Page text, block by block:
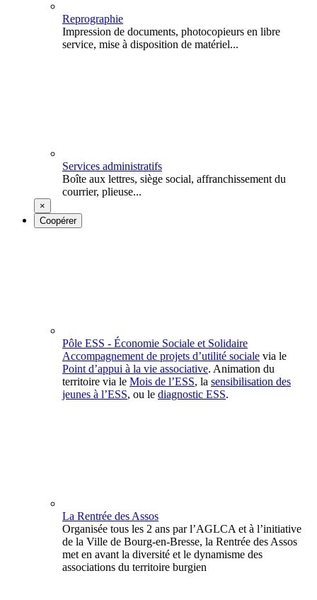
Reprographie
Impression de documents, photocopieurs en libre
service, mise à disposition de matériel...
Services administratifs
Boîte aux lettres, siège social, affranchissement du
courrier, plieuse...
×
Coopérer
Pôle ESS - Économie Sociale et Solidaire
Accompagnement de projets d’utilité sociale via le
Point d’appui à la vie associative. Animation du
territoire via le Mois de l’ESS, la sensibilisation des
jeunes à l’ESS, ou le diagnostic ESS.
La Rentrée des Assos
Organisée tous les 2 ans par l’AGLCA et à l’initiative
de la Ville de Bourg-en-Bresse, la Rentrée des Assos
met en avant la diversité et le dynamisme des
associations du territoire burgien